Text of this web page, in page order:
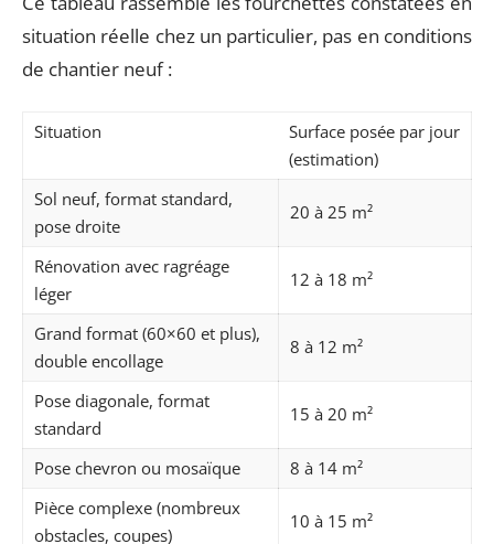
situation réelle chez un particulier, pas en conditions
de chantier neuf :
Situation
Surface posée par jour
(estimation)
Sol neuf, format standard,
pose droite
20 à 25 m²
Rénovation avec ragréage
léger
12 à 18 m²
Grand format (60×60 et plus),
double encollage
8 à 12 m²
Pose diagonale, format
standard
15 à 20 m²
Pose chevron ou mosaïque
8 à 14 m²
Pièce complexe (nombreux
obstacles, coupes)
10 à 15 m²